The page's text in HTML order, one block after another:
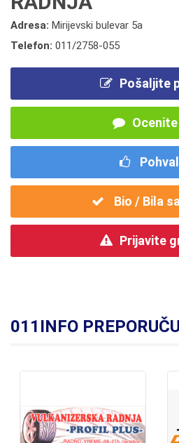
Adresa: Mirijevski bulevar 5a
Telefon: 011/2758-055
Pošaljite
Bio / Bila
Prijavite
011INFO